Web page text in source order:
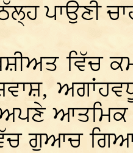
ਪਾਉਣੀ
ਵਿੱਚ
ਆਤਮਿਕ
ਗੁਆਚ ਗਿਆ